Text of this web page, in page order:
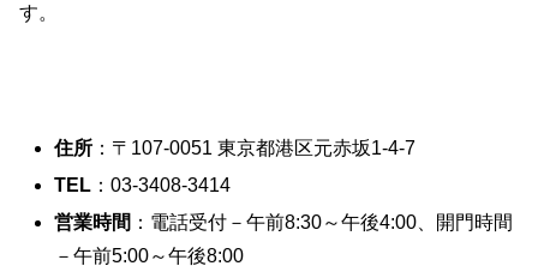
す。
住所 ：〒107-0051 東京都港区元赤坂1-4-7
TEL ：03-3408-3414
営業時間 ：電話受付－午前8:30～午後4:00、開門時間
－午前5:00～午後8:00